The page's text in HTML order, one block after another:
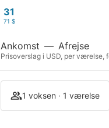
31
71 $
Ankomst — Afrejse
Prisoverslag i USD, per værelse,
1 voksen · 1 værelse